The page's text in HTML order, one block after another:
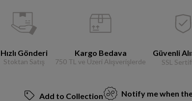
Hızlı Gönderi
Stoktan Satış
Kargo Bedava
750 TL ve Üzeri Alışverişlerde
Güvenli
SSL
Add to Collection Notify me when